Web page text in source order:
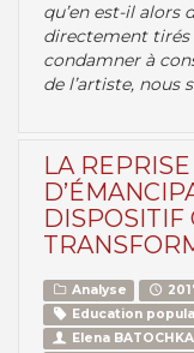
qu’en est-il alors
directement tirés
condamner à
de l’artiste, nous
LA
DISPOSITIF
Analyse
Education
Elena BATOCHKA